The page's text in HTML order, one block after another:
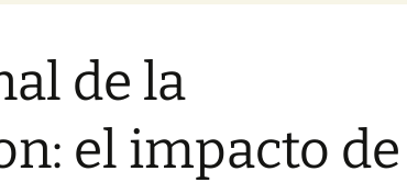
de la
el impacto de